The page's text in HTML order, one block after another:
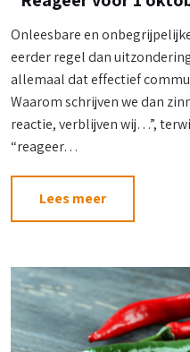
Onleesbare en
eerder regel dan
allemaal dat effectief
Waarom schrijven we dan
reactie, verblijven wij…”,
“reageer…
Lees meer